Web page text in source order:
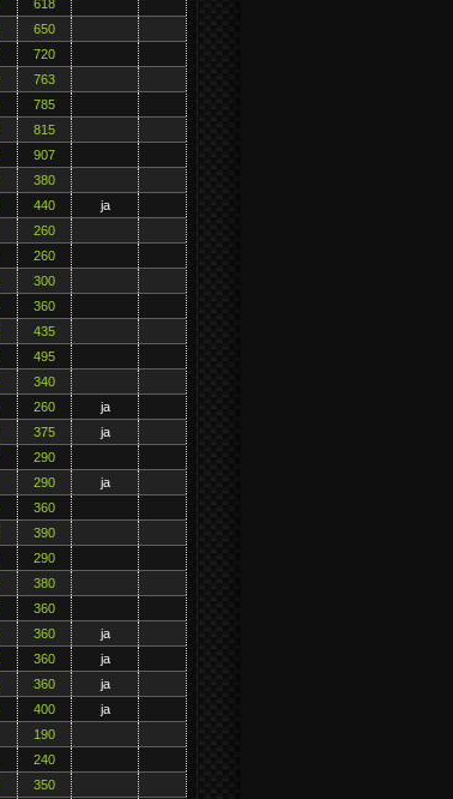
618
650
720
763
785
815
907
380
440
ja
260
260
300
360
435
495
340
260
ja
375
ja
290
290
ja
360
390
290
380
360
360
ja
360
ja
360
ja
400
ja
190
240
350